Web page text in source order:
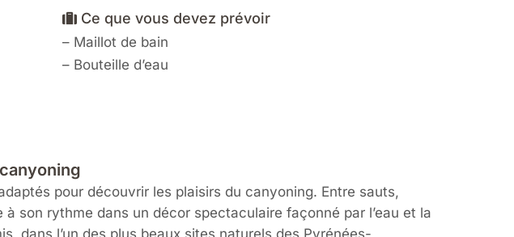
Ce que vous devez prévoir
– Maillot de bain
– Bouteille d’eau
pour découvrir les plaisirs du canyoning. Entre sauts,
son rythme dans un décor spectaculaire façonné par l’eau et la
dans l’un des plus beaux sites naturels des Pyrénées-